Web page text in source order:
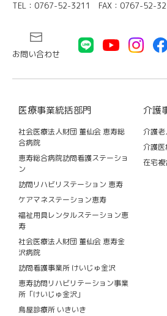
TEL：0767-52-3211 FAX：0767-52-
お問い合わせ
医療事業統括部門
社会医療法人財団 董仙会 恵寿総
合病院
恵寿総合病院訪問看護ステーショ
ン
訪問リハビリステーション 恵寿
ケアマネステーション恵寿
福祉用具レンタルステーション恵
寿
社会医療法人財団 董仙会 恵寿金
沢病院
訪問看護事業所 けいじゅ金沢
恵寿訪問リハビリテーション事業
所「けいじゅ金沢」
鳥屋診療所 いきいき
介護
介護
介護
在宅複